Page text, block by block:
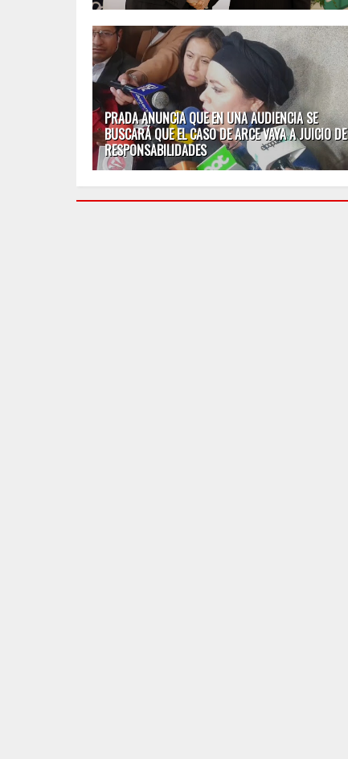
PRADA ANUNCIA QUE EN UNA AUDIENCIA SE
BUSCARÁ QUE EL CASO DE ARCE VAYA A JUICIO DE
RESPONSABILIDADES